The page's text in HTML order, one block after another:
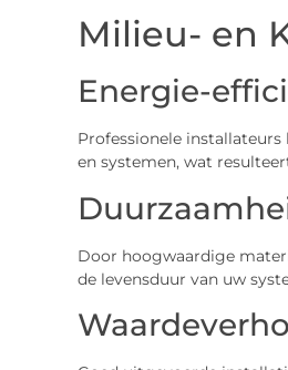
Milieu- en
Energie-
Professionele
en systemen, wat
Door hoogwaardige
de levensduur van uw